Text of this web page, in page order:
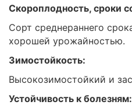
Скороплодность, сроки
Сорт среднераннего
хорошей урожайностью.
Зимостойкость:
Высокозимостойкий и
Устойчивость к болезням: